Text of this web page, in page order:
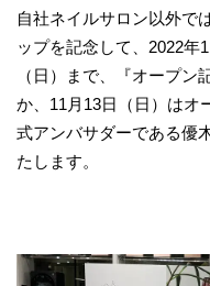
自社ネイルサロン以外で
ップを記念して、2022年
（日）まで、『オープン
か、11月13日（日）はオ
式アンバサダーである優
たします。